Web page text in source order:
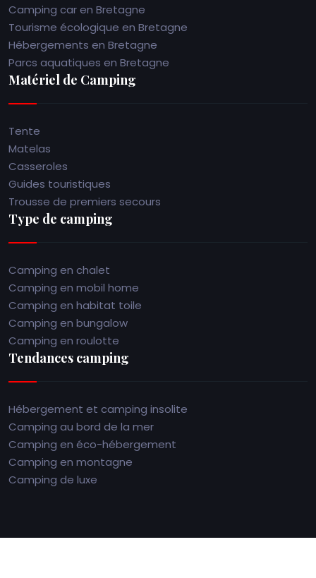
Camping car en Bretagne
Tourisme écologique en Bretagne
Hébergements en Bretagne
Parcs aquatiques en Bretagne
Matériel de Camping
Tente
Matelas
Casseroles
Guides touristiques
Trousse de premiers secours
Type de camping
Camping en chalet
Camping en mobil home
Camping en habitat toile
Camping en bungalow
Camping en roulotte
Tendances camping
Hébergement et camping insolite
Camping au bord de la mer
Camping en éco-hébergement
Camping en montagne
Camping de luxe